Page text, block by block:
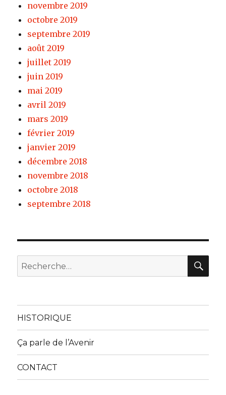
novembre 2019
octobre 2019
septembre 2019
août 2019
juillet 2019
juin 2019
mai 2019
avril 2019
mars 2019
février 2019
janvier 2019
décembre 2018
novembre 2018
octobre 2018
septembre 2018
Recherche
pour :
HISTORIQUE
Ça parle de l’Avenir
CONTACT